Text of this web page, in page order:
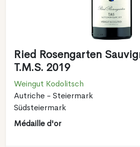
Ried Rosengarten
T.M.S. 2019
Weingut Kodolitsch
Autriche - Steiermark
Südsteiermark
Médaille d'or